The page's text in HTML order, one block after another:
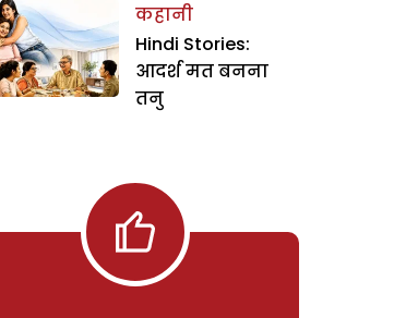
कहानी
Hindi Stories:
आदर्श मत बनना
तनु